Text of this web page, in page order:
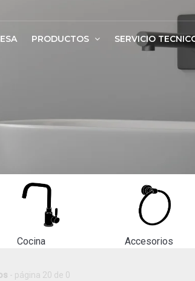
PRODUCTOS SERVICIO
Cocina Accesorios
- página 20 de 0